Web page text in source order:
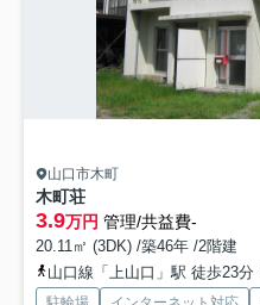
山口市木町
木町荘
3.9万円 管理/共益費-
20.11㎡ (3DK) /築46年 /2階建
山口線「上山口」駅 徒歩23分